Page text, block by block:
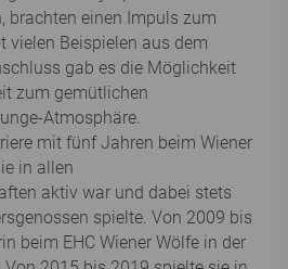
brachten einen Impuls zum
Beispielen aus dem
gab es die Möglichkeit
zum gemütlichen
Atmosphäre.
mit fünf Jahren beim Wiener
in allen
aktiv war und dabei stets
spielte. Von 2009 bis
beim EHC Wiener Wölfe in der